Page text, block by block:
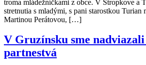
troma mládežníčkami z obce. V Stropkove a
stretnutia s mladými, s pani starostkou Turian
Martinou Perátovou, […]
V Gruzínsku sme nadviazali
partnestvá